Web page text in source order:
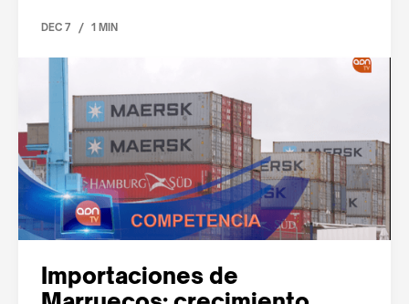
DEC 7 / 1 MIN
Importaciones de